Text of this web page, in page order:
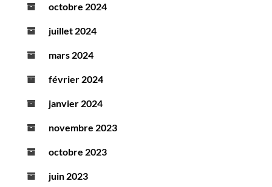
octobre 2024
juillet 2024
mars 2024
février 2024
janvier 2024
novembre 2023
octobre 2023
juin 2023